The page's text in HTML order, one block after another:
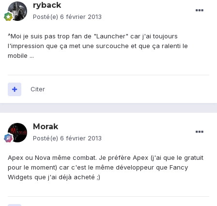
ryback
Posté(e) 6 février 2013
^Moi je suis pas trop fan de "Launcher" car j'ai toujours
l'impression que ça met une surcouche et que ça ralenti le
mobile ...
Citer
Morak
Posté(e) 6 février 2013
Apex ou Nova même combat. Je préfère Apex (j'ai que le gratuit
pour le moment) car c'est le même développeur que Fancy
Widgets que j'ai déjà acheté ;)